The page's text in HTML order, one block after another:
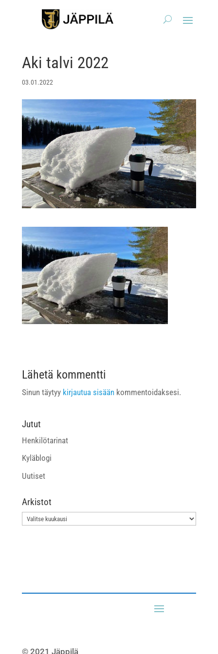
Aki talvi 2022
03.01.2022
Lähetä kommentti
Sinun täytyy kirjautua sisäänkommentoidaksesi.
Jutut
Henkilötarinat
Kyläblogi
Uutiset
Arkistot
Arkistot
© 2021 Jäppilä